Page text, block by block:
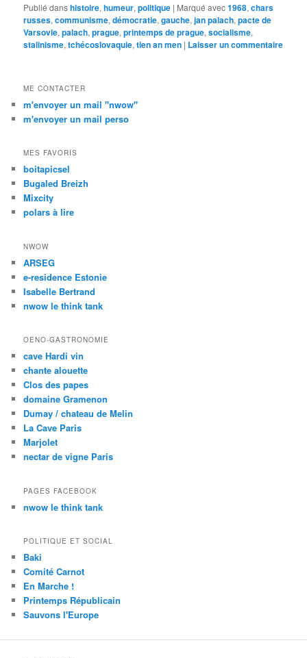
Publié danshistoire,humeur,politique | Marqué avec1968,chars
russes,communisme,démocratie,gauche,jan palach,pacte de
Varsovie,palach,prague,printemps de prague,socialisme,
stalinisme,tchécoslovaquie,tien an men | Laisser un commentaire
ME CONTACTER
m'envoyer un mail "nwow"
m'envoyer un mail perso
MES FAVORIS
boitapicsel
Bugaled Breizh
Mixcity
polars à lire
NWOW
ARSEG
e-residence Estonie
Isabelle Bertrand
nwow le think tank
OENO-GASTRONOMIE
cave Hardi vin
chante alouette
Clos des papes
domaine Gramenon
Dumay / chateau de Melin
La Cave Paris
Marjolet
nectar de vigne Paris
PAGES FACEBOOK
nwow le think tank
POLITIQUE ET SOCIAL
Baki
Comité Carnot
En Marche !
Printemps Républicain
Sauvons l'Europe